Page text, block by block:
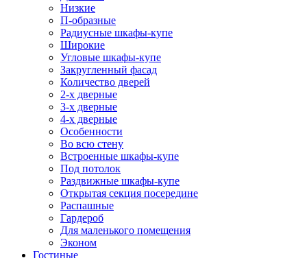
Низкие
П-образные
Радиусные шкафы-купе
Широкие
Угловые шкафы-купе
Закругленный фасад
Количество дверей
2-х дверные
3-х дверные
4-х дверные
Особенности
Во всю стену
Встроенные шкафы-купе
Под потолок
Раздвижные шкафы-купе
Открытая секция посередине
Распашные
Гардероб
Для маленького помещения
Эконом
Гостиные